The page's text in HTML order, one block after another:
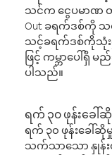
သင်က ငွေပမာဏ
Out ခရက်ဒစ်ကို
သင့်ခရက်ဒစ်ကိုသုံး၍
ဖြင့် ကမ္ဘာပေါ်ရှိ
ပါသည်။
ရက် ၃၀ ဖုန်းခေ
ရက် ၃၀ ဖုန်းခေါ်
သက်သာသော နှုန်းထ